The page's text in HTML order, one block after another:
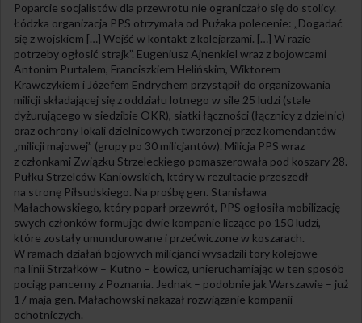
Poparcie socjalistów dla przewrotu nie ograniczało się do stolicy.
Łódzka organizacja PPS otrzymała od Pużaka polecenie: „Dogadać
się z wojskiem […] Wejść w kontakt z kolejarzami. […] W razie
potrzeby ogłosić strajk”. Eugeniusz Ajnenkiel wraz z bojowcami
Antonim Purtalem, Franciszkiem Helińskim, Wiktorem
Krawczykiem i Józefem Endrychem przystąpił do organizowania
milicji składającej się z oddziału lotnego w sile 25 ludzi (stale
dyżurującego w siedzibie OKR), siatki łączności (łącznicy z dzielnic)
oraz ochrony lokali dzielnicowych tworzonej przez komendantów
„milicji majowej” (grupy po 30 milicjantów). Milicja PPS wraz
z członkami Związku Strzeleckiego pomaszerowała pod koszary 28.
Pułku Strzelców Kaniowskich, który w rezultacie przeszedł
na stronę Piłsudskiego. Na prośbę gen. Stanisława
Małachowskiego, który poparł przewrót, PPS ogłosiła mobilizację
swych członków formując dwie kompanie liczące po 150 ludzi,
które zostały umundurowane i przećwiczone w koszarach.
W ramach działań bojowych milicjanci wysadzili tory kolejowe
na linii Strzałków – Kutno – Łowicz, unieruchamiając w ten sposób
pociąg pancerny z Poznania. Jednak – podobnie jak Warszawie – już
17 maja gen. Małachowski nakazał rozwiązanie kompanii
ochotniczych.